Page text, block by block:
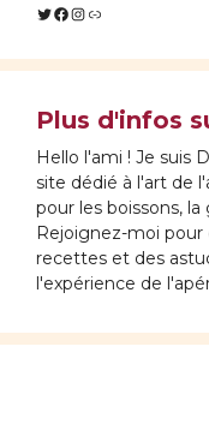
Twitter
Facebook
Instagram
Lien
Plus d'infos
Hello l'ami ! Je suis
site dédié à l'art de
pour les boissons,
Rejoignez-moi pour
recettes et des
l'expérience de